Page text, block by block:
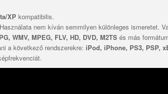
XP kompatibilis.
nem kíván semmilyen különleges ismeretet.
WMV, MPEG, FLV, HD, DVD, M2TS és más
a következő rendszerekre: iPod, iPhone, PS3, PSP,